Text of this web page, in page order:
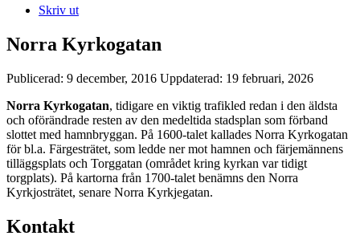
Skriv ut
Norra Kyrkogatan
Publicerad: 9 december, 2016 Uppdaterad: 19 februari, 2026
Norra Kyrkogatan, tidigare en viktig trafikled redan i den äldsta
och oförändrade resten av den medeltida stadsplan som förband
slottet med hamnbryggan. På 1600-talet kallades Norra Kyrkogatan
för bl.a. Färgesträtet, som ledde ner mot hamnen och färjemännens
tilläggsplats och Torggatan (området kring kyrkan var tidigt
torgplats). På kartorna från 1700-talet benämns den Norra
Kyrkjosträtet, senare Norra Kyrkjegatan.
Kontakt